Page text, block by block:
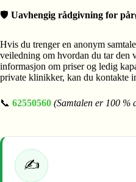
🛡️ Uavhengig rådgivning for
Hvis du trenger en anonym
veiledning om hvordan du tar den
informasjon om priser og ledig
private klinikker, kan du kontakte
📞 62550560 (Samtalen er 100 %
✍️